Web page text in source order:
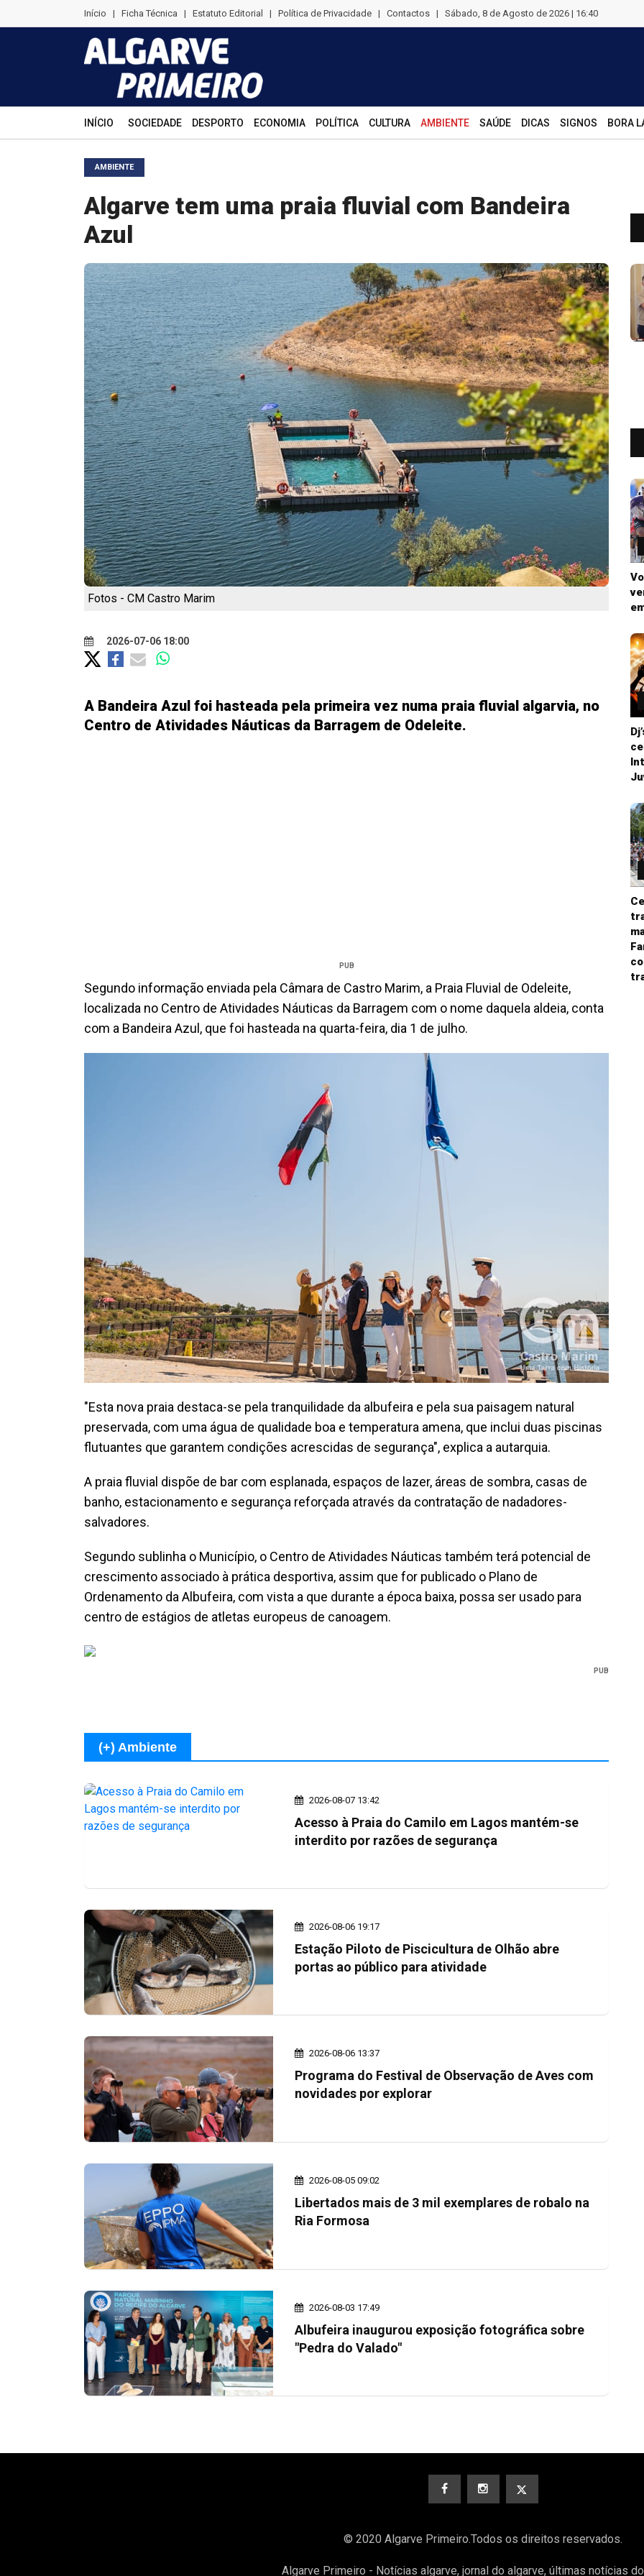
Início | Ficha Técnica | Estatuto Editorial | Política de Privacidade | Contactos | Sábado, 8 de Agosto de 2026 | 16:40
INÍCIO SOCIEDADE DESPORTO ECONOMIA POLÍTICA CULTURA AMBIENTE SAÚDE DICAS SIGNOS BORA
AMBIENTE
Algarve tem uma praia fluvial com Bandeira
Azul
Fotos - CM Castro Marim
2026-07-06 18:00
A Bandeira Azul foi hasteada pela primeira vez numa praia fluvial algarvia, no
Centro de Atividades Náuticas da Barragem de Odeleite.
PUB
Segundo informação enviada pela Câmara de Castro Marim, a Praia Fluvial de Odeleite,
localizada no Centro de Atividades Náuticas da Barragem com o nome daquela aldeia, conta
com a Bandeira Azul, que foi hasteada na quarta-feira, dia 1 de julho.
"Esta nova praia destaca-se pela tranquilidade da albufeira e pela sua paisagem natural
preservada, com uma água de qualidade boa e temperatura amena, que inclui duas piscinas
flutuantes que garantem condições acrescidas de segurança", explica a autarquia.
A praia fluvial dispõe de bar com esplanada, espaços de lazer, áreas de sombra, casas de
banho, estacionamento e segurança reforçada através da contratação de nadadores-
salvadores.
Segundo sublinha o Município, o Centro de Atividades Náuticas também terá potencial de
crescimento associado à prática desportiva, assim que for publicado o Plano de
Ordenamento da Albufeira, com vista a que durante a época baixa, possa ser usado para
centro de estágios de atletas europeus de canoagem.
PUB
(+) Ambiente
2026-08-07 13:42
Acesso à Praia do Camilo em Lagos mantém-se
interdito por razões de segurança
2026-08-06 19:17
Estação Piloto de Piscicultura de Olhão abre
portas ao público para atividade
2026-08-06 13:37
Programa do Festival de Observação de Aves com
novidades por explorar
2026-08-05 09:02
Libertados mais de 3 mil exemplares de robalo na
Ria Formosa
2026-08-03 17:49
Albufeira inaugurou exposição fotográfica sobre
"Pedra do Valado"
© 2020 Algarve Primeiro.Todos os direitos reservados.
Algarve Primeiro - Notícias algarve, jornal do algarve, últimas notícias